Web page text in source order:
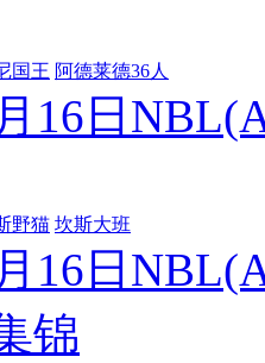
国王 阿德莱德36人
16日
野猫 坎斯大班
16日
锦